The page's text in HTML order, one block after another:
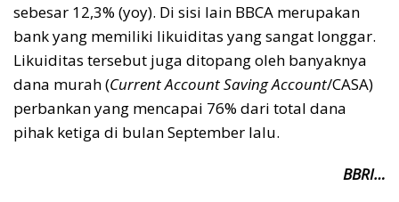
sebesar 12,3% (yoy). Di sisi lain BBCA merupakan
bank yang memiliki likuiditas yang sangat longgar.
Likuiditas tersebut juga ditopang oleh banyaknya
dana murah (Current Account Saving Account/CASA)
perbankan yang mencapai 76% dari total dana
pihak ketiga di bulan September lalu.
BBRI…